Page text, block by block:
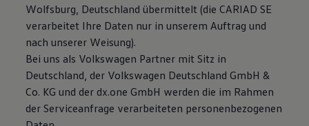
Wolfsburg, Deutschland übermittelt (die CARIAD SE
verarbeitet Ihre Daten nur in unserem Auftrag und
nach unserer Weisung).
Bei uns als Volkswagen Partner mit Sitz in
Deutschland, der Volkswagen Deutschland GmbH &
Co. KG und der dx.one GmbH werden die im Rahmen
der Serviceanfrage verarbeiteten personenbezogenen